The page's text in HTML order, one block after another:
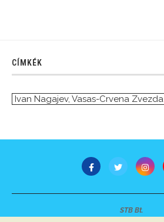
CÍMKÉK
Ivan Nagajev, Vasas-Crvena Zvezda
STB Bt.